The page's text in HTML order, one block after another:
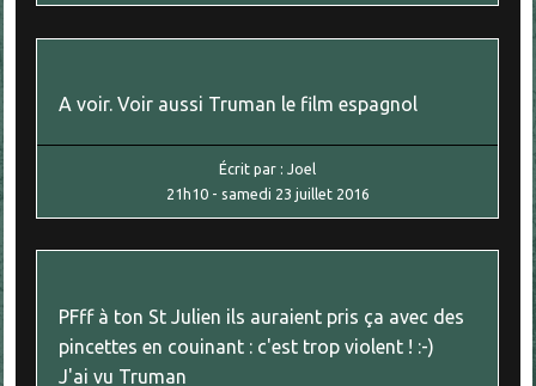
A voir. Voir aussi Truman le film espagnol
Écrit par : Joel
21h10- samedi 23 juillet 2016
PFff à ton St Julien ils auraient pris ça avec des
pincettes en couinant : c'est trop violent ! :-)
J'ai vu Truman